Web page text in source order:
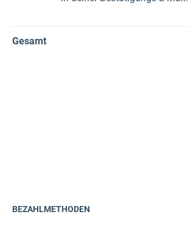
Gesamt
BEZAHLMETHODEN